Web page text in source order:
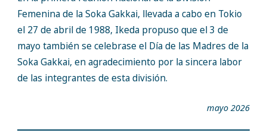
Femenina de la Soka Gakkai, llevada a cabo en Tokio
el 27 de abril de 1988, Ikeda propuso que el 3 de
mayo también se celebrase el Día de las Madres de la
Soka Gakkai, en agradecimiento por la sincera labor
de las integrantes de esta división.
mayo 2026